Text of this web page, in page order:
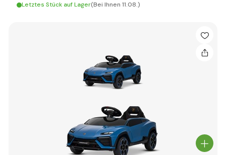
Letztes Stück auf Lager(Bei Ihnen 11.08.)